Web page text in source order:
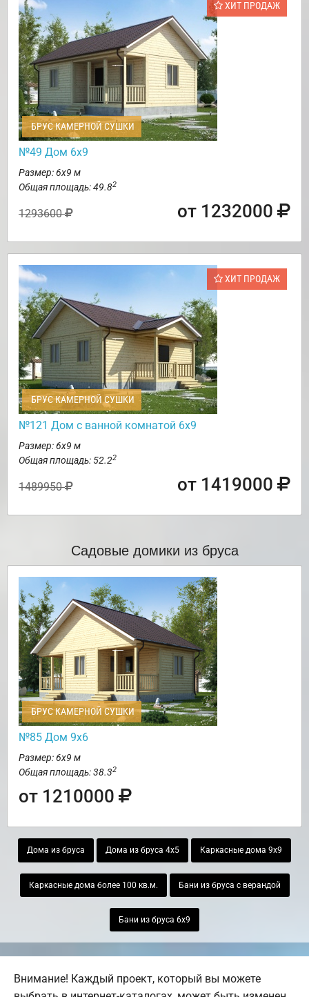
ХИТ ПРОДАЖ
БРУС КАМЕРНОЙ СУШКИ
№49 Дом 6х9
Размер: 6х9 м
Общая площадь: 49.82
1293600 от 1232000
ХИТ ПРОДАЖ
БРУС КАМЕРНОЙ СУШКИ
№121 Дом с ванной комнатой 6х9
Размер: 6х9 м
Общая площадь: 52.22
1489950 от 1419000
Садовые домики из бруса
БРУС КАМЕРНОЙ СУШКИ
№85 Дом 9х6
Размер: 6х9 м
Общая площадь: 38.32
от 1210000
Дома из бруса Дома из бруса 4х5 Каркасные дома 9х9
Каркасные дома более 100 кв.м. Бани из бруса с верандой
Бани из бруса 6х9
Внимание! Каждый проект, который вы можете